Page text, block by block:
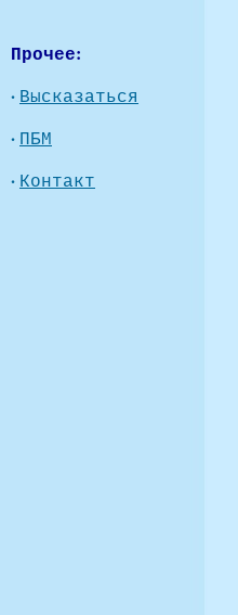
Прочее:
· Высказаться
· ПБМ
· Контакт